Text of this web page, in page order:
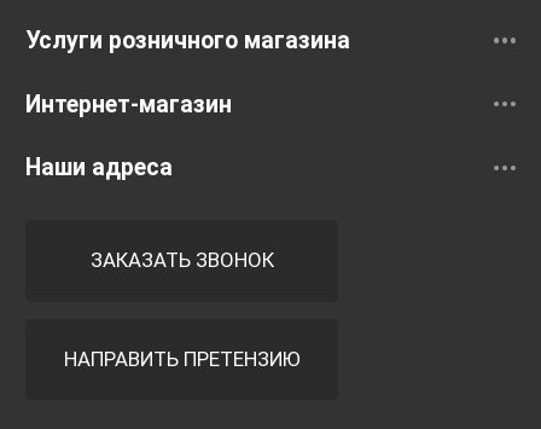
Услуги розничного магазина
Интернет-магазин
Наши адреса
ЗАКАЗАТЬ ЗВОНОК
НАПРАВИТЬ ПРЕТЕНЗИЮ